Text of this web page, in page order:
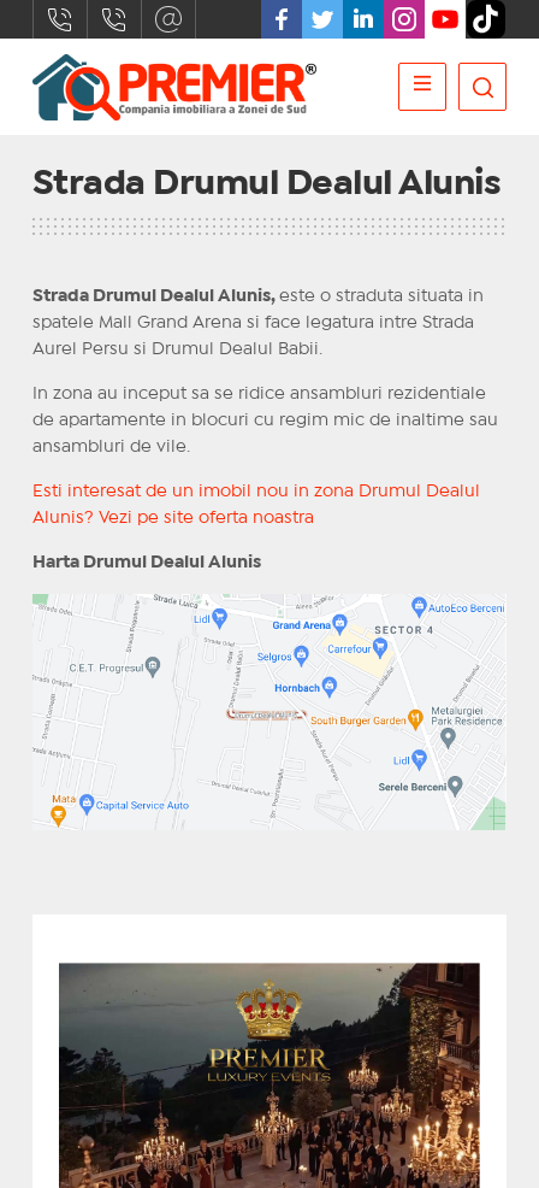
Strada Drumul Dealul Alunis
Strada Drumul Dealul Alunis, este o straduta situata in
spatele Mall Grand Arena si face legatura intre Strada
Aurel Persu si Drumul Dealul Babii.
In zona au inceput sa se ridice ansambluri rezidentiale
de apartamente in blocuri cu regim mic de inaltime sau
ansambluri de vile.
Esti interesat de un imobil nou in zona Drumul Dealul
Alunis? Vezi pe site oferta noastra
Harta Drumul Dealul Alunis